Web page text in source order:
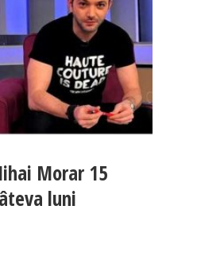
Morar 15
luni